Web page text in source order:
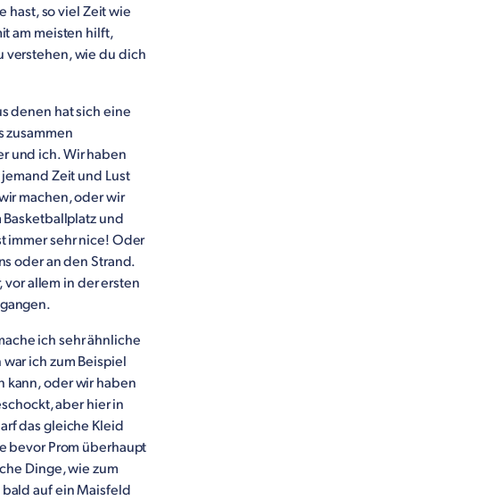
hast, so viel Zeit wie
am meisten hilft,
verstehen, wie du dich
denen hat sich eine
zusammen
und ich. Wir haben
Zeit und Lust
machen, oder wir
und
immer sehr nice! Oder
oder an den Strand.
vor allem in der ersten
ich sehr ähnliche
ich zum Beispiel
kann, oder wir haben
aber hier in
das gleiche Kleid
bevor Prom überhaupt
Dinge, wie zum
auf ein Maisfeld